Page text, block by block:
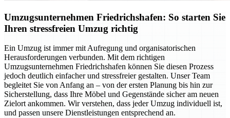
Umzugsunternehmen Friedrichshafen: So starten Sie
Ihren stressfreien Umzug richtig
Ein Umzug ist immer mit Aufregung und organisatorischen
Herausforderungen verbunden. Mit dem richtigen
Umzugsunternehmen Friedrichshafen können Sie diesen Prozess
jedoch deutlich einfacher und stressfreier gestalten. Unser Team
begleitet Sie von Anfang an – von der ersten Planung bis hin zur
Sicherstellung, dass Ihre Möbel und Gegenstände sicher am neuen
Zielort ankommen. Wir verstehen, dass jeder Umzug individuell ist,
und passen unsere Dienstleistungen entsprechend an.